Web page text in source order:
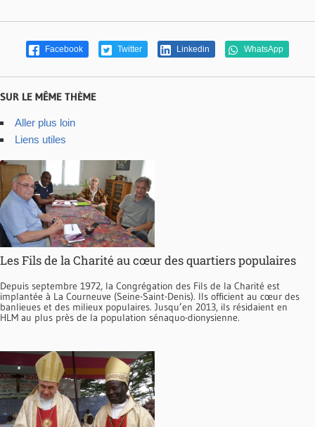
Facebook Twitter Linkedin WhatsApp
SUR LE MÊME THÈME
Aller plus loin
Liens utiles
Les Fils de la Charité au cœur des quartiers populaires
Depuis septembre 1972, la Congrégation des Fils de la Charité est
implantée à La Courneuve (Seine-Saint-Denis). Ils officient au cœur des
banlieues et des milieux populaires. Jusqu’en 2013, ils résidaient en
HLM au plus près de la population sénaquo-dionysienne.